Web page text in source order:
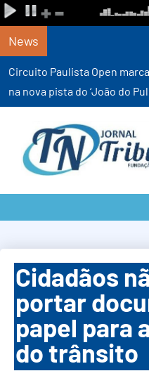
News
Circuito Paulista Open
na nova pista do ‘João do
Cidadãos
portar
papel para
do trânsito